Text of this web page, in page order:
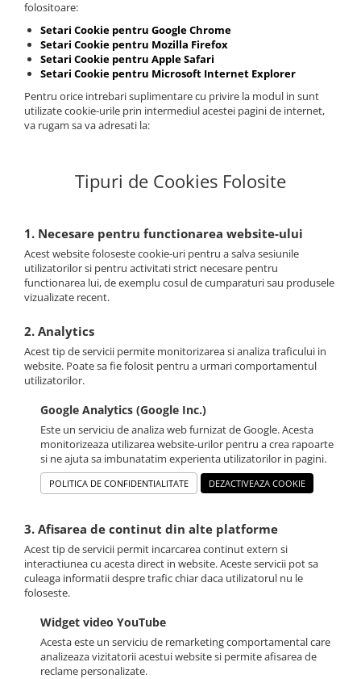
folositoare:
Setari Cookie pentru Google Chrome
Setari Cookie pentru Mozilla Firefox
Setari Cookie pentru Apple Safari
Setari Cookie pentru Microsoft Internet Explorer
Pentru orice intrebari suplimentare cu privire la modul in sunt
utilizate cookie-urile prin intermediul acestei pagini de internet,
va rugam sa va adresati la:
Tipuri de Cookies Folosite
1. Necesare pentru functionarea website-ului
Acest website foloseste cookie-uri pentru a salva sesiunile
utilizatorilor si pentru activitati strict necesare pentru
functionarea lui, de exemplu cosul de cumparaturi sau produsele
vizualizate recent.
2. Analytics
Acest tip de servicii permite monitorizarea si analiza traficului in
website. Poate sa fie folosit pentru a urmari comportamentul
utilizatorilor.
Google Analytics (Google Inc.)
Este un serviciu de analiza web furnizat de Google. Acesta
monitorizeaza utilizarea website-urilor pentru a crea rapoarte
si ne ajuta sa imbunatatim experienta utilizatorilor in pagini.
POLITICA DE CONFIDENTIALITATE DEZACTIVEAZA COOKIE
3. Afisarea de continut din alte platforme
Acest tip de servicii permit incarcarea continut extern si
interactiunea cu acesta direct in website. Aceste servicii pot sa
culeaga informatii despre trafic chiar daca utilizatorul nu le
foloseste.
Widget video YouTube
Acesta este un serviciu de remarketing comportamental care
analizeaza vizitatorii acestui website si permite afisarea de
reclame personalizate.